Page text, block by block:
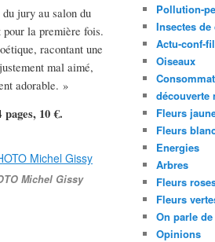
jury au salon du
la première fois.
racontant une
mal aimé,
adorable. »
10 €.
Michel Gissy
Pollution-
Insectes
Actu-conf-
Oiseaux
découverte
Fleurs
Fleurs
Energies
Arbres
Fleurs
Fleurs
On parle
Opinions